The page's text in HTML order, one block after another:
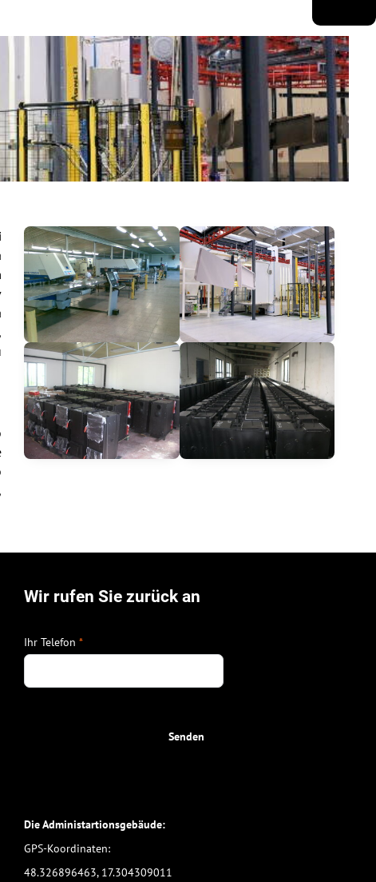
Wir rufen Sie zurück an
Ihr Telefon*
Senden
Die Administartionsgebäude:
GPS-Koordinaten:
48.326896463, 17.304309011